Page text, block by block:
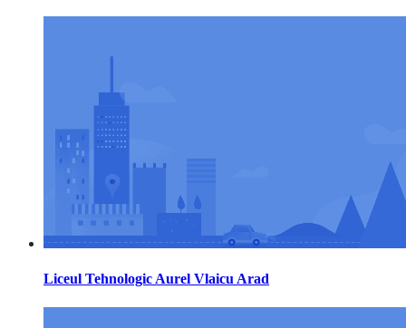
Liceul Tehnologic Aurel Vlaicu Arad